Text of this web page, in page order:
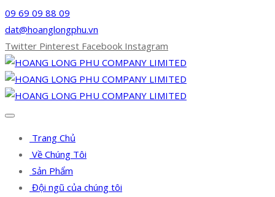
09 69 09 88 09
dat@hoanglongphu.vn
Twitter Pinterest Facebook Instagram
Trang Chủ
Về Chúng Tôi
Sản Phẩm
Đội ngũ của chúng tôi